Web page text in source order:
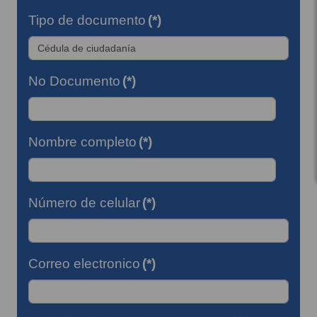
Tipo de documento (*)
No Documento (*)
Nombre completo (*)
Número de celular(*)
Correo electronico (*)